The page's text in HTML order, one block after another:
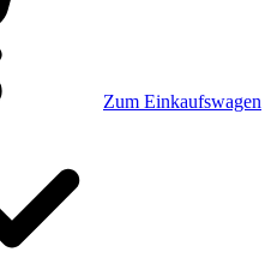
Zum Einkaufswagen